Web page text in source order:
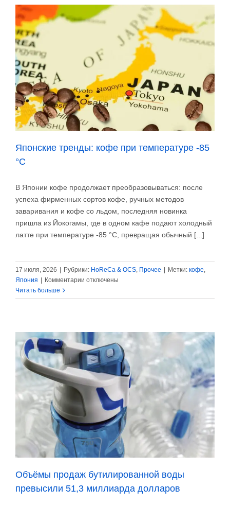
кофе
в
закон
борьбе
с
вырубкой
лесов
Японские тренды: кофе при температуре -85
°C
В Японии кофе продолжает преобразовываться: после
успеха фирменных сортов кофе, ручных методов
заваривания и кофе со льдом, последняя новинка
пришла из Йокогамы, где в одном кафе подают холодный
латте при температуре -85 °C, превращая обычный [...]
17 июля, 2026 | Рубрики: HoReCa & OCS Прочее | Метки: кофе
Япония | Комментарии к
Японские
при
температуре
-85
°C
отключены
Читать больше
Объёмы продаж бутилированной воды
превысили 51,3 миллиарда долларов